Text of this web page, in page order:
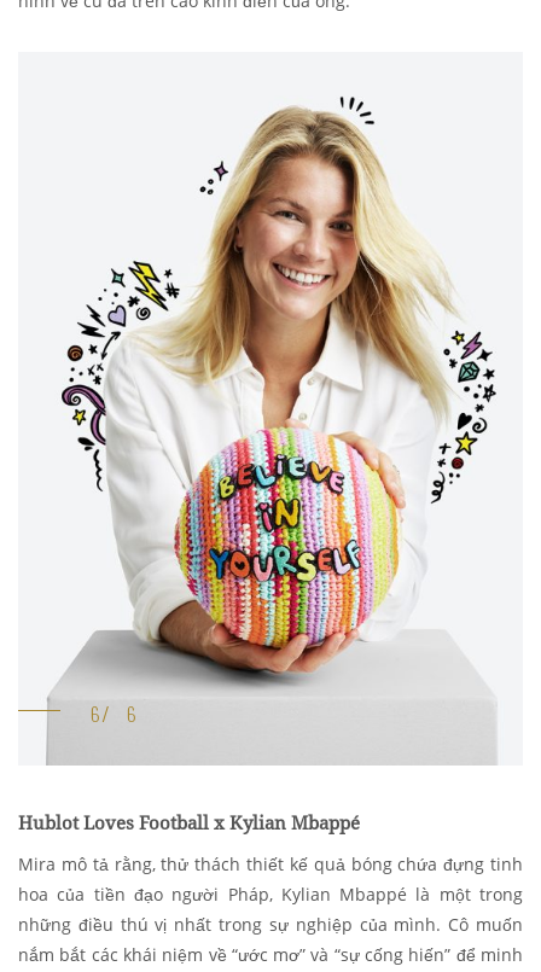
Hublot Loves Football x Kylian Mbappé
Mira mô tả rằng, thử thách thiết kế quả bóng chứa đựng tinh
hoa của tiền đạo người Pháp, Kylian Mbappé là một trong
những điều thú vị nhất trong sự nghiệp của mình. Cô muốn
nắm bắt các khái niệm về “ước mơ” và “sự cống hiến” để minh